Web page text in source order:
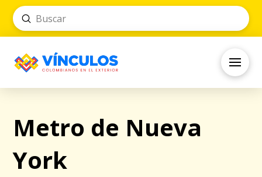
Search
Submit
Metro de Nueva
York